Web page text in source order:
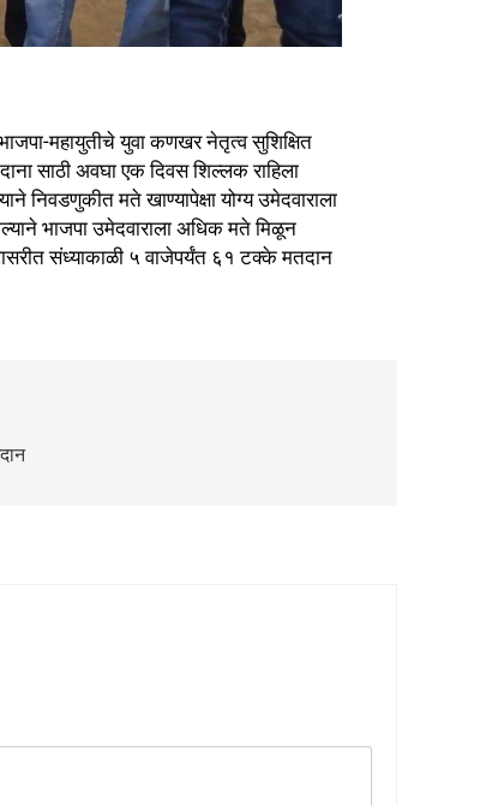
महायुतीचे युवा कणखर नेतृत्व सुशिक्षित
साठी अवघा एक दिवस शिल्लक राहिला
मते खाण्यापेक्षा योग्य उमेदवाराला
भाजपा उमेदवाराला अधिक मते मिळून
संध्याकाळी ५ वाजेपर्यंत ६१ टक्के मतदान